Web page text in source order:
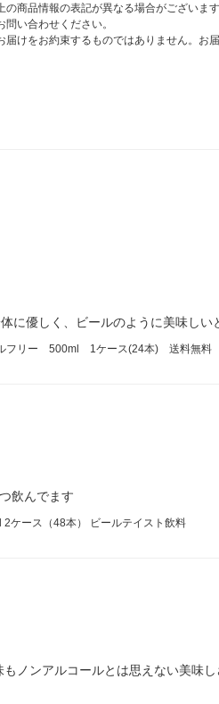
商品情報の表記が異なる場合がござい
い合わせください。
けをお約束するものではありません。お
に優しく、ビールのように美味しい
フリー 500ml 1ケース(24本) 送料無料
飲んでます
ケース（48本） ビールテイスト飲料
ノンアルコールとは思えない美味